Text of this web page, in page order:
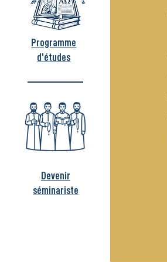
Programme
d'études
Devenir
séminariste